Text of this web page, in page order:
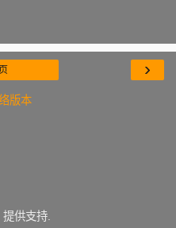
›
版本
提供支持.